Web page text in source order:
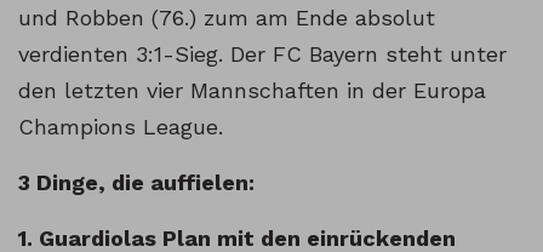
und Robben (76.) zum am Ende absolut
verdienten 3:1-Sieg. Der FC Bayern steht unter
den letzten vier Mannschaften in der Europa
Champions League.
3 Dinge, die auffielen:
1. Guardiolas Plan mit den einrückenden